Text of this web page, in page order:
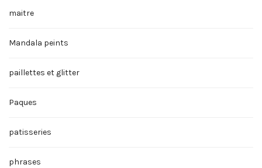
maitre
Mandala peints
paillettes et glitter
Paques
patisseries
phrases